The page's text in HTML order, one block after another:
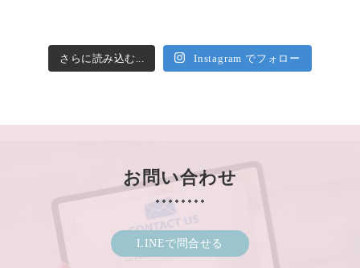
さらに読み込む... Instagram でフォロー
お問い合わせ
LINEで問合せる